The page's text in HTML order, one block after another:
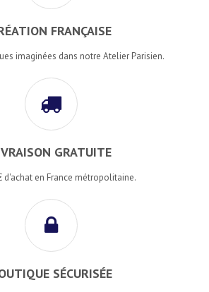
FRANÇAISE
imaginées dans notre Atelier Parisien.
GRATUITE
d'achat en France métropolitaine.
SÉCURISÉE